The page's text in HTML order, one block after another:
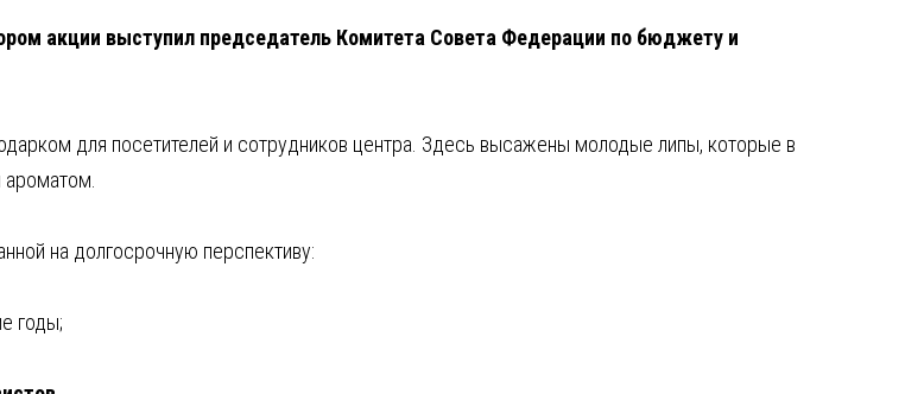
акции выступил председатель Комитета Совета Федерации по бюджету и
для посетителей и сотрудников центра. Здесь высажены молодые липы, которые в
на долгосрочную перспективу:
годы;